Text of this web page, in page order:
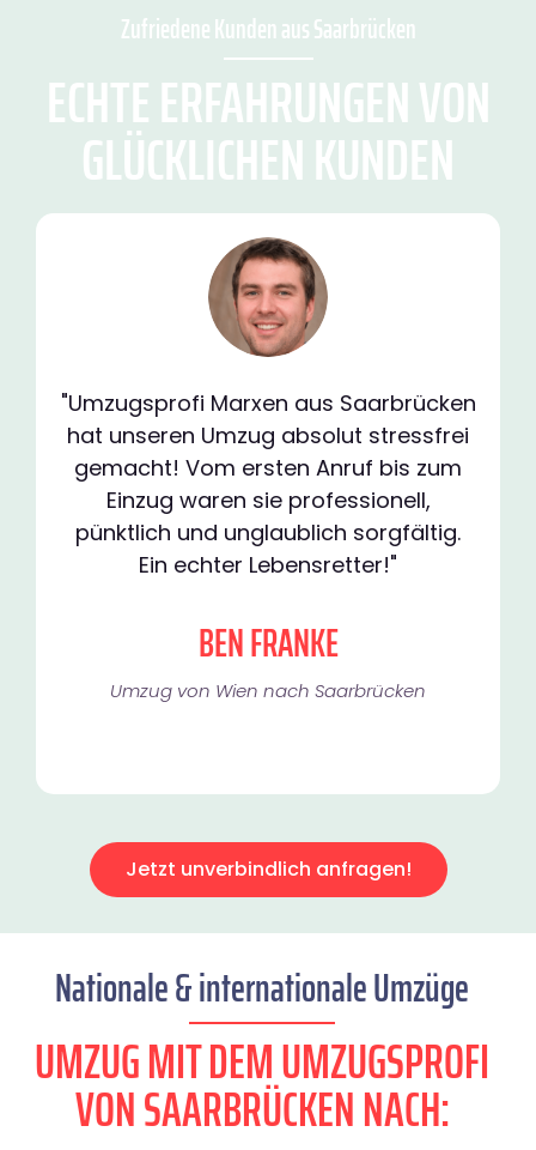
Zufriedene Kunden aus Saarbrücken
ECHTE ERFAHRUNGEN VON
GLÜCKLICHEN KUNDEN
"Umzugsprofi Marxen aus Saarbrücken
hat unseren Umzug absolut stressfrei
gemacht! Vom ersten Anruf bis zum
Einzug waren sie professionell,
pünktlich und unglaublich sorgfältig.
Ein echter Lebensretter!"
BEN FRANKE
Umzug von Wien nach Saarbrücken
Jetzt unverbindlich anfragen!
Nationale & internationale Umzüge
UMZUG MIT DEM UMZUGSPROFI
VON SAARBRÜCKEN NACH: